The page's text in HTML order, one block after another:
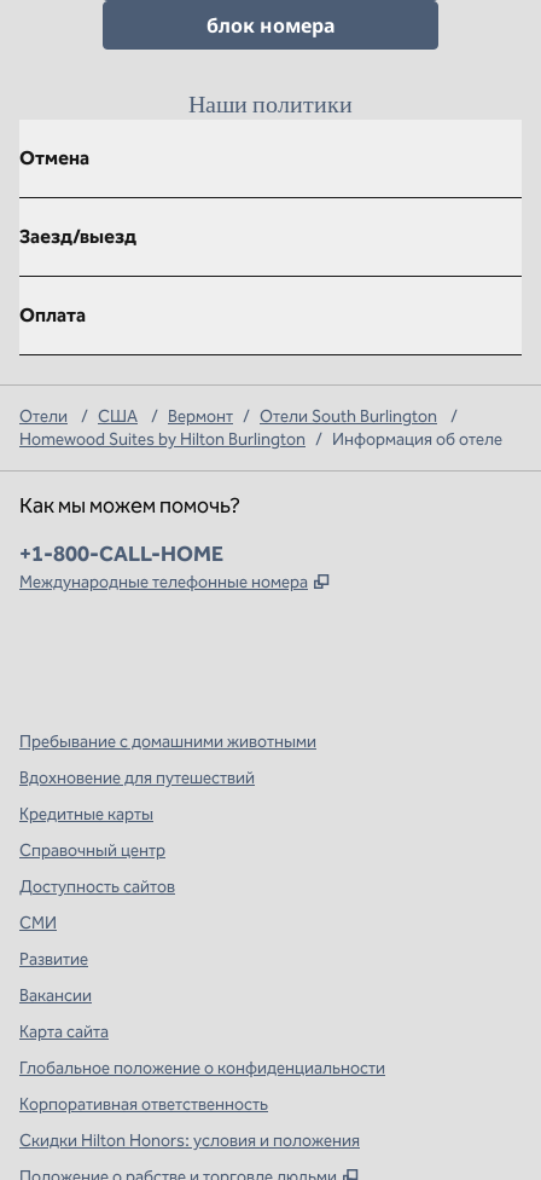
блок номера,
Наши политики
Отмена
Заезд/выезд
Оплата
Отели / США / Вермонт / Отели South Burlington
/
Homewood Suites by Hilton Burlington / Информация об отеле
Как мы можем помочь?
Телефон:
+1-800-CALL-HOME
Международные телефонные номера ,
Пребывание с домашними животными
Вдохновение для путешествий
Кредитные карты
Справочный центр
Доступность сайтов
СМИ
Развитие
Вакансии
Карта сайта
Глобальное положение о конфиденциальности
Корпоративная ответственность
Скидки Hilton Honors: условия и положения
,